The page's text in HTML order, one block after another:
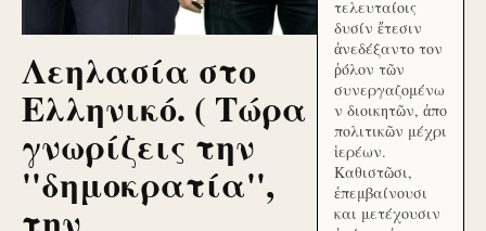
Λεηλασία στο
Ελληνικό. ( Τώρα
γνωρίζεις την
''δημοκρατία'',
τελευταίοις
δυσίν ἔτεσιν
ἀνεδέξαντο τον
ῥόλον τῶν
συνεργαζομένω
ν διοικητῶν, ἀπο
πολιτικῶν μέχρι
ἱερέων.
Καθιστῶσι,
ἐπεμβαίνουσι
και μετέχουσιν